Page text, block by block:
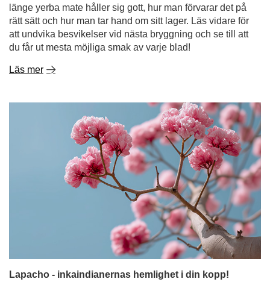
länge yerba mate håller sig gott, hur man förvarar det på
rätt sätt och hur man tar hand om sitt lager. Läs vidare för
att undvika besvikelser vid nästa bryggning och se till att
du får ut mesta möjliga smak av varje blad!
Läs mer
Lapacho - inkaindianernas hemlighet i din kopp!